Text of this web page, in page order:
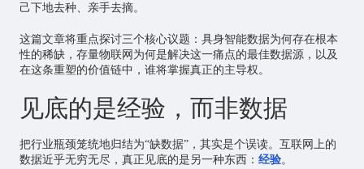
己下地去种、亲手去摘。
这篇文章将重点探讨三个核心议题：具身智能数据为何存在根本
性的稀缺，存量物联网 为何是解决这一痛点的最佳数据源，以及
在这条重塑的价值链中，谁将掌握真正的主导权。
见底的是经验，而非数据
把行业瓶颈笼统地归结为“缺数据”，其实是个误读。互联网上的
数据近乎无穷无尽，真正见底的是另一种东西： 经验。